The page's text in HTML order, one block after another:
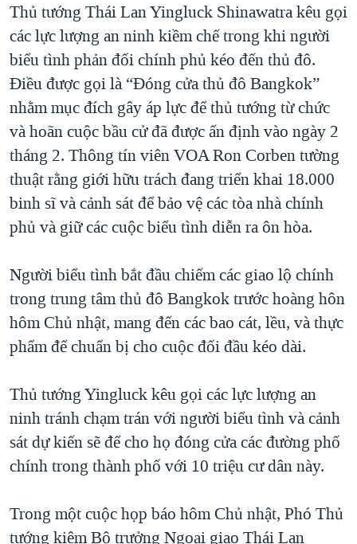
THỂ THAO
GIÁO DỤC
CHI PHÍ CHIẾN TRANH AFGHANISTAN
CÁC GIÁ TRỊ CỘNG HÒA Ở VIỆT NAM
THƯỢNG ĐỈNH TRUMP-KIM TẠI VIỆT NAM
TRỊNH VĨNH BÌNH VS. CHÍNH PHỦ VIỆT NAM
NGƯ DÂN VIỆT VÀ LÀN SÓNG TRỘM HẢI SÂM
BÊN KIA QUỐC LỘ: TIẾNG VỌNG TỪ NÔNG THÔN MỸ
QUAN HỆ VIỆT MỸ
Thủ tướng Thái Lan Yingluck Shinawatra kêu gọi
các lực lượng an ninh kiềm chế trong khi người
biểu tình phản đối chính phủ kéo đến thủ đô.
Điều được gọi là “Đóng cửa thủ đô Bangkok”
nhằm mục đích gây áp lực để thủ tướng từ chức
và hoãn cuộc bầu cử đã được ấn định vào ngày 2
tháng 2. Thông tín viên VOA Ron Corben tường
thuật rằng giới hữu trách đang triển khai 18.000
binh sĩ và cảnh sát để bảo vệ các tòa nhà chính
phủ và giữ các cuộc biểu tình diễn ra ôn hòa.
Người biểu tình bắt đầu chiếm các giao lộ chính
trong trung tâm thủ đô Bangkok trước hoàng hôn
hôm Chủ nhật, mang đến các bao cát, lều, và thực
phẩm để chuẩn bị cho cuộc đối đầu kéo dài.
Thủ tướng Yingluck kêu gọi các lực lượng an
ninh tránh chạm trán với người biểu tình và cảnh
sát dự kiến sẽ để cho họ đóng cửa các đường phố
chính trong thành phố với 10 triệu cư dân này.
Trong một cuộc họp báo hôm Chủ nhật, Phó Thủ
tướng kiêm Bộ trưởng Ngoại giao Thái Lan